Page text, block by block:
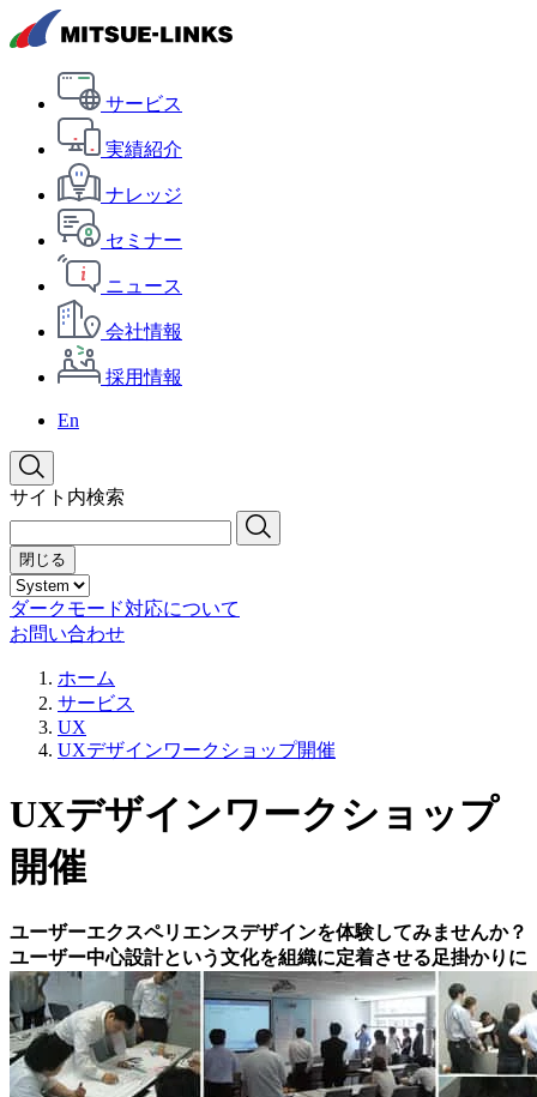
サービス
実績紹介
ナレッジ
セミナー
ニュース
会社情報
採用情報
En
サイト内検索
閉じる
ダークモード対応について
お問い合わせ
ホーム
サービス
UX
UXデザインワークショップ開催
UXデザインワークショップ
開催
ユーザーエクスペリエンスデザインを体験してみませんか？
ユーザー中心設計という文化を組織に定着させる足掛かりに